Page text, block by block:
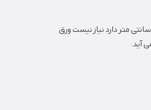
ابعاد دیگر ورق های پلکسی گلاس شفاف 91*122 نیم ورق – 61*122 یک سوم ورق و 61*61 می باشد به عنوان مثال مشتری که نیاز به یک برش در ابعاد 40*50 سانتی متر دارد نیاز نیست ورق